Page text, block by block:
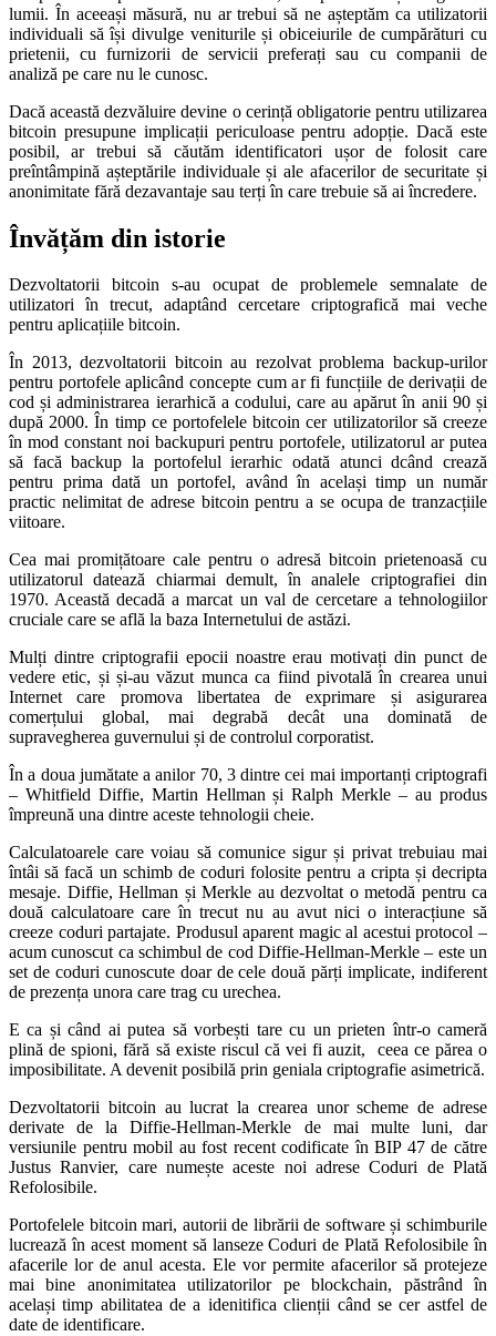
lumii. În aceeași măsură, nu ar trebui să ne așteptăm ca utilizatorii
individuali să își divulge veniturile și obiceiurile de cumpărături cu
prietenii, cu furnizorii de servicii preferați sau cu companii de
analiză pe care nu le cunosc.
Dacă această dezvăluire devine o cerință obligatorie pentru utilizarea
bitcoin presupune implicații periculoase pentru adopție. Dacă este
posibil, ar trebui să căutăm identificatori ușor de folosit care
preîntâmpină așteptările individuale și ale afacerilor de securitate și
anonimitate fără dezavantaje sau terți în care trebuie să ai încredere.
Învățăm din istorie
Dezvoltatorii bitcoin s-au ocupat de problemele semnalate de
utilizatori în trecut, adaptând cercetare criptografică mai veche
pentru aplicațiile bitcoin.
În 2013, dezvoltatorii bitcoin au rezolvat problema backup-urilor
pentru portofele aplicând concepte cum ar fi funcțiile de derivații de
cod și administrarea ierarhică a codului, care au apărut în anii 90 și
după 2000. În timp ce portofelele bitcoin cer utilizatorilor să creeze
în mod constant noi backupuri pentru portofele, utilizatorul ar putea
să facă backup la portofelul ierarhic odată atunci dcând crează
pentru prima dată un portofel, având în același timp un număr
practic nelimitat de adrese bitcoin pentru a se ocupa de tranzacțiile
viitoare.
Cea mai promițătoare cale pentru o adresă bitcoin prietenoasă cu
utilizatorul datează chiarmai demult, în analele criptografiei din
1970. Această decadă a marcat un val de cercetare a tehnologiilor
cruciale care se află la baza Internetului de astăzi.
Mulți dintre criptografii epocii noastre erau motivați din punct de
vedere etic, și și-au văzut munca ca fiind pivotală în crearea unui
Internet care promova libertatea de exprimare și asigurarea
comerțului global, mai degrabă decât una dominată de
supravegherea guvernului și de controlul corporatist.
În a doua jumătate a anilor 70, 3 dintre cei mai importanți criptografi
– Whitfield Diffie, Martin Hellman și Ralph Merkle – au produs
împreună una dintre aceste tehnologii cheie.
Calculatoarele care voiau să comunice sigur și privat trebuiau mai
întâi să facă un schimb de coduri folosite pentru a cripta și decripta
mesaje. Diffie, Hellman și Merkle au dezvoltat o metodă pentru ca
două calculatoare care în trecut nu au avut nici o interacțiune să
creeze coduri partajate. Produsul aparent magic al acestui protocol –
acum cunoscut ca schimbul de cod Diffie-Hellman-Merkle – este un
set de coduri cunoscute doar de cele două părți implicate, indiferent
de prezența unora care trag cu urechea.
E ca și când ai putea să vorbești tare cu un prieten într-o cameră
plină de spioni, fără să existe riscul că vei fi auzit, ceea ce părea o
imposibilitate. A devenit posibilă prin geniala criptografie asimetrică.
Dezvoltatorii bitcoin au lucrat la crearea unor scheme de adrese
derivate de la Diffie-Hellman-Merkle de mai multe luni, dar
versiunile pentru mobil au fost recent codificate în BIP 47 de către
Justus Ranvier, care numește aceste noi adrese Coduri de Plată
Refolosibile.
Portofelele bitcoin mari, autorii de librării de software și schimburile
lucrează în acest moment să lanseze Coduri de Plată Refolosibile în
afacerile lor de anul acesta. Ele vor permite afacerilor să protejeze
mai bine anonimitatea utilizatorilor pe blockchain, păstrând în
același timp abilitatea de a idenitifica clienții când se cer astfel de
date de identificare.